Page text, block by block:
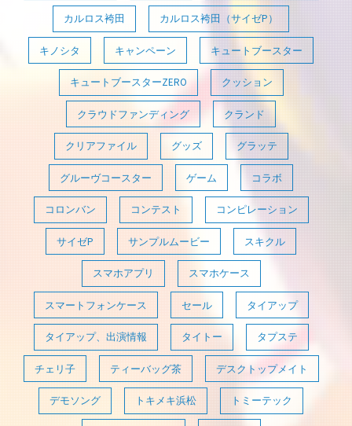
カルロス袴田 カルロス袴田（サイゼP）
キノシタ キャンペーン キュートブースター
キュートブースターZERO クッション
クラウドファンディング クランド
クリアファイル グッズ グラッテ
グルーヴコースター ゲーム コラボ
コロンバン コンテスト コンピレーション
サイゼP サンプルムービー スキクル
スマホアプリ スマホケース
スマートフォンケース セール タイアップ
タイアップ、出演情報 タイトー タプステ
チェリ子 ティーバッグ茶 デスクトップメイト
デモソング トキメキ浜松 トミーテック